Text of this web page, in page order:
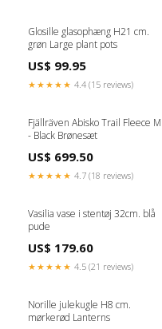
Glosille glasophæng H21 cm.
grøn Large plant pots
US$ 99.95
★★★★★ 4.4 (15 reviews)
Fjällräven Abisko Trail Fleece M
- Black Brønesæt
US$ 699.50
★★★★★ 4.7 (18 reviews)
Vasilia vase i stentøj 32cm. blå
pude
US$ 179.60
★★★★★ 4.5 (21 reviews)
Norille julekugle H8 cm.
mørkerød Lanterns